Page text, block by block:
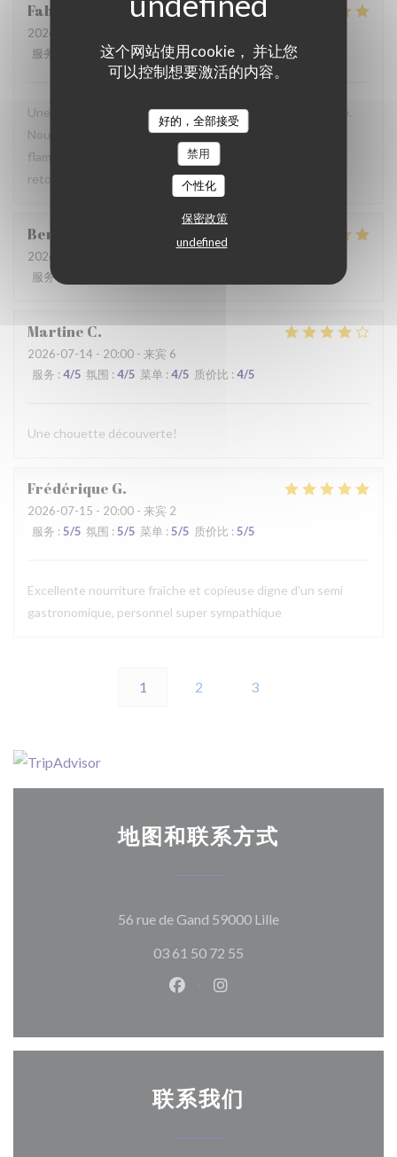
这个网站使用cookie， 并让您
可以控制想要激活的内容。
好的，全部接受
禁用
个性化
保密政策
undefined
Fabrice
2026-07-19
服务
氛围:5/5 菜单:4/5 质价比: 5 /5
Une table sympathique avec son atmosphère authentique.
Nous avons apprécié notre déjeuner (moule, carbonade,
flamiche au maroilles, etc) et le service. Pourquoi pas y
retourner lors d'un prochaine passage à Lilles.
Benjamin
2026-07-19
服务:
MartineC
2026-07-14 - 20:00 - 来宾 6
服务 : 4/5 氛围 : 4/5 菜单 : 4/5 质价比 : 4/5
Une chouette découverte!
Frédérique G
2026-07-15 - 20:00 - 来宾 2
服务 : 5/5 氛围 : 5/5 菜单 : 5/5 质价比 : 5/5
Excellente nourriture fraîche et copieuse digne d'un semi
gastronomique, personnel super sympathique
1 2 3
地图和联系方式
56 rue de Gand 59000 Lille((在新窗口中打开))
03 61 50 72 55
Facebook ((在新窗口中打开))
Instagram ((在新窗口中
联系我们